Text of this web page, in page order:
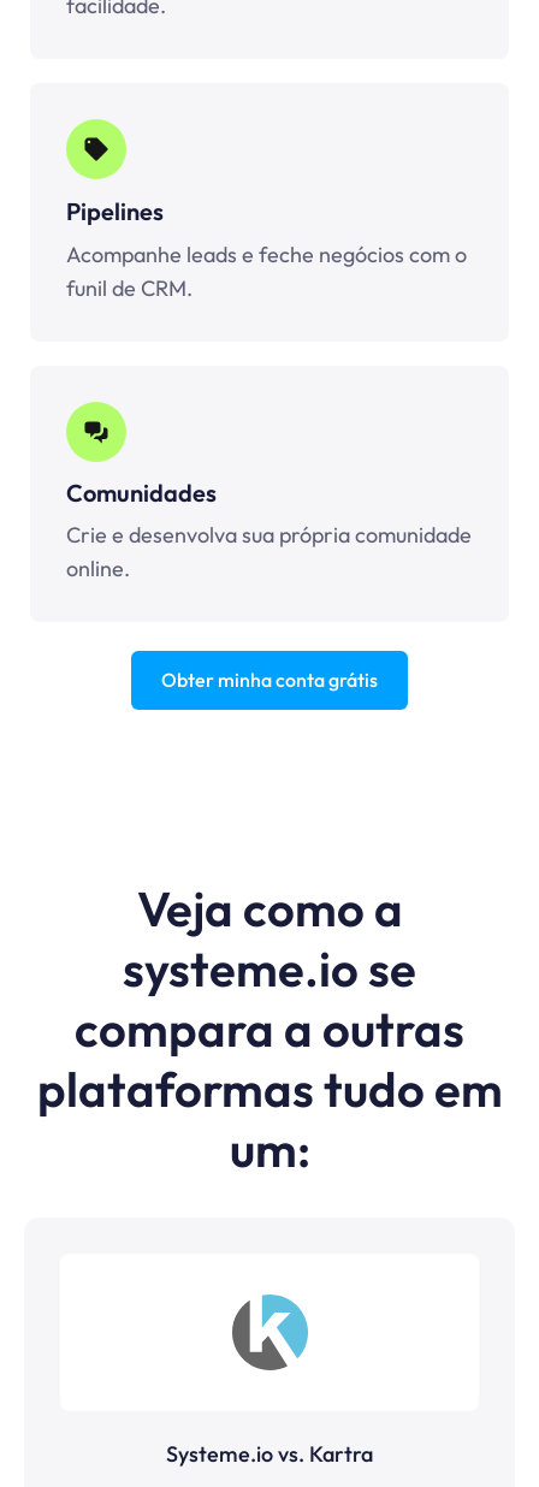
facilidade.
Pipelines
Acompanhe leads e feche negócios com o
funil de CRM.
Comunidades
Crie e desenvolva sua própria comunidade
online.
Obter minha conta grátis
Veja como a
systeme.io se
compara a outras
plataformas tudo em
um:
Systeme.io vs. Kartra